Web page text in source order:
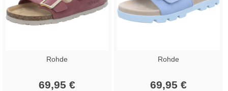
Rohde
69,95 €
Rohde
69,95 €